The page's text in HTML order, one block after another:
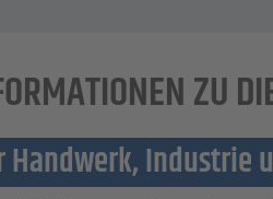
ZU
Industrie